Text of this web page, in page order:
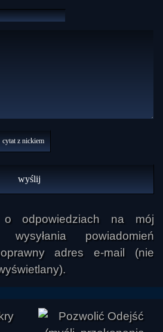
cytat z nickiem
o odpowiedziach na mój
powiadomień
adres e-mail (nie